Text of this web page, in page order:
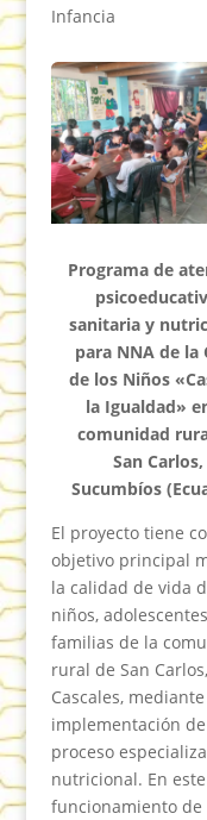
Infancia
Programa de
sanitaria y
para NNA de la
de los Niños
la Igualdad»
comunidad
San Carlos,
Sucumbíos
El proyecto tiene
objetivo principal
la calidad de vida
niños,
familias de la
rural de San
Cascales,
implementación
proceso
nutricional. En
funcionamiento de